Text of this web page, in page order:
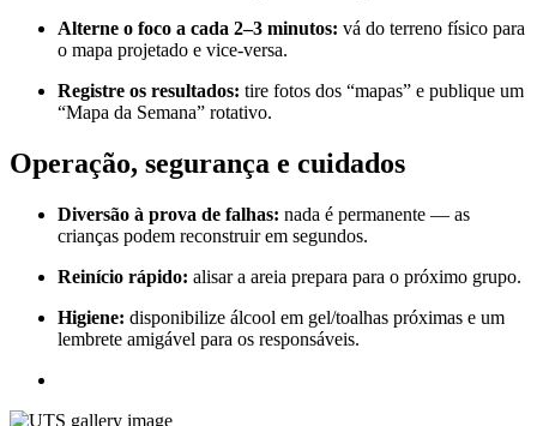
Alterne o foco a cada 2–3 minutos: vá do terreno físico para
o mapa projetado e vice-versa.
Registre os resultados: tire fotos dos “mapas” e publique um
“Mapa da Semana” rotativo.
Operação, segurança e cuidados
Diversão à prova de falhas: nada é permanente — as
crianças podem reconstruir em segundos.
Reinício rápido: alisar a areia prepara para o próximo grupo.
Higiene: disponibilize álcool em gel/toalhas próximas e um
lembrete amigável para os responsáveis.